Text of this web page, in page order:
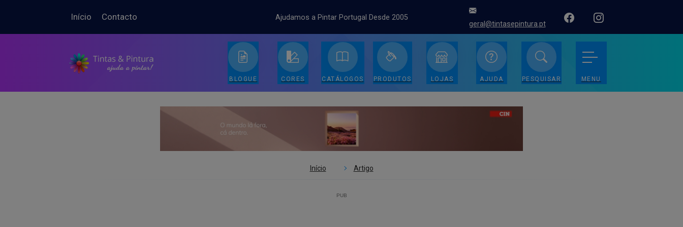
Início Contacto Ajudamos a Pintar Portugal Desde 2005
geral@tintasepintura.pt
BLOGUE CORES CATÁLOGOS PRODUTOS LOJAS AJUDA PESQUISAR MENU
Início Artigo